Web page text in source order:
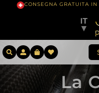
CONSEGNA GRATUITA
IT
▼
La